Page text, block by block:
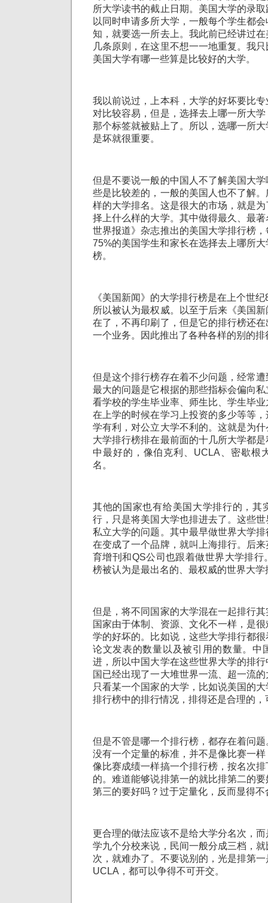
所大学读书的截止日期。美国大学的录
以同时申请多所大学，一般每个学生都
知，就要选一所去上。我此前已经讲过
几条原则，在这里不想一一地重复。我
美国大学有哪一些算是比较好的大学。
我以前说过，上本科，大学的好坏要比
对比较容易，但是，选择去上哪一所大
那个标签就被贴上了。所以，选哪一所
是坏就很重要。
但是不要说一般的中国人不了解美国大
些是比较差的，一般的美国人也不了解
样的大学排名。这是很大的市场，就是
择上什么样的大学。其中做得最久、最
世界报道》杂志推出的美国大学排行榜
75%的美国学生和家长在选择去上哪所
榜。
《美国新闻》的大学排行榜是在上个世
所以被认为最权威。以至于后来《美国
在了，不再印刷了，但是它的排行榜还
一个业务。因此推出了各种各样的别的
但是这个排行榜存在着不少问题，经常
最大的问题是它根据的那些指标会偏向
看学校的学生毕业率、师生比、学生毕
在上学的时候在学习上投资的多少等等
学有利，对公立大学不利的。这就是为
大学排行榜排在最前面的十几所大学都
中最好的，像伯克利、UCLA、密歇根
名。
其他的国家也有给美国大学排行的，其
行，只是将美国大学也排进去了。这些
私立大学的问题。其中最早做世界大学
在变成了一个品牌，就叫上海排行。后
育增刊和QS公司也跟着做世界大学排行
榜被认为是最出名的、最权威的世界大学
但是，将不同国家的大学混在一起排行
国家由于体制、资源、文化不一样，是
学的好坏的。比如说，这些大学排行都
论文发表的数量以及被引用的数量。中
进，所以中国大学在这些世界大学的排
国已经出现了一大堆世界一流、超一流
只看某一个国家的大学，比如说美国的
排行榜中的排行情况，排得还是合理的
但是不管是哪一个排行榜，都存在着问
没有一个定量的标准，并不是像比赛一
像比赛成绩一样搞一个排行榜，按名次
的。难道能够说排第一的就比排第二的
第三的要好吗？过于定量化，反而显得不
更合理的做法应该不是给大学分名次，
学九个分校来说，民间一般分成三档，
次，就难办了。不要说别的，光是排第
UCLA，都可以争得不可开交。